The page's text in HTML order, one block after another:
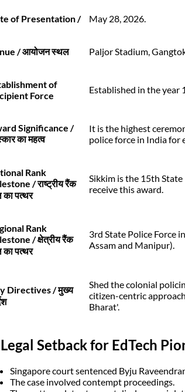
of Presentation / May 28, 2026.
/ आयोजन स्थल Paljor Stadium,
of
Force
Established in the year
Significance /
का महत्व
It is the highest
police force in India for
Rank
/ राष्ट्रीय रैंक
का पत्थर
Sikkim is the 15th
receive this award.
Rank
/ क्षेत्रीय रैंक
का पत्थर
3rd State Police Force
Assam and Manipur).
Directives / मुख्य
Shed the colonial
citizen-centric
Bharat'.
Setback for EdTech
Singapore court sentenced Byju
The case involved contempt proceedings.